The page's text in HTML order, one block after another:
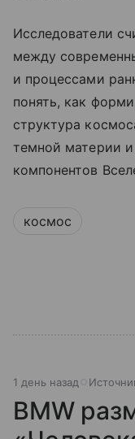
Исследователи
между
и процессами
понять, как
структура
темной материи
компонентов
космос
1 день назад
BMW